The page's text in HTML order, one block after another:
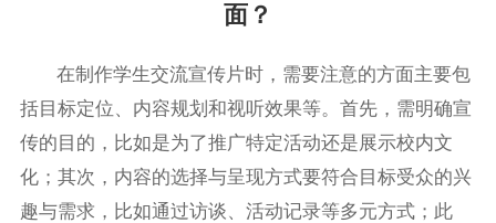
面？
在制作学生交流宣传片时，需要注意的方面主要包
括目标定位、内容规划和视听效果等。首先，需明确宣
传的目的，比如是为了推广特定活动还是展示校内文
化；其次，内容的选择与呈现方式要符合目标受众的兴
趣与需求，比如通过访谈、活动记录等多元方式；此